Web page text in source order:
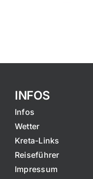
INFOS
Infos
Wetter
Kreta-Links
Reiseführer
Impressum